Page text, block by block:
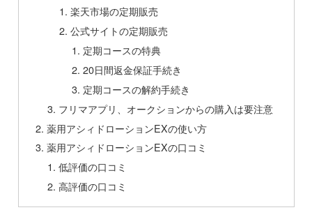
楽天市場の定期販売
公式サイトの定期販売
定期コースの特典
20日間返金保証手続き
定期コースの解約手続き
フリマアプリ、オークションからの購入は要注意
薬用アシィドローションEXの使い方
薬用アシィドローションEXの口コミ
低評価の口コミ
高評価の口コミ